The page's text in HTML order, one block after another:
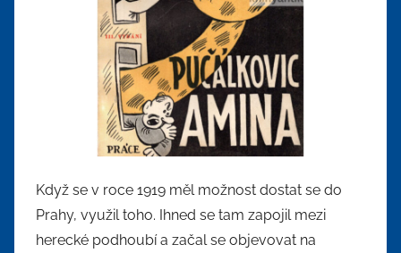
Když se v roce 1919 měl možnost dostat se do
Prahy, využil toho. Ihned se tam zapojil mezi
herecké podhoubí a začal se objevovat na